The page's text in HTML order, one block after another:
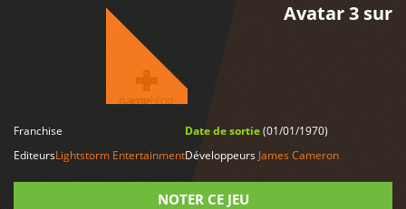
Avatar 3 sur
LIRE PLUS
Franchise
EditeursLightstorm Entertainment
Date de sortie(01/01/1970)
Développeurs James Cameron
NOTER CE JEU